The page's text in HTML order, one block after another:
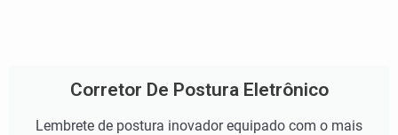
Corretor De Postura Eletrônico
Lembrete de postura inovador equipado com o mais